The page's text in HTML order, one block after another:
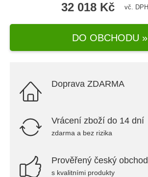
32 018 Kč vč. DPH
DO OBCHODU »
Doprava ZDARMA
Vrácení zboží do 14 dní
zdarma a bez rizika
Prověřený český obchod
s kvalitními produkty